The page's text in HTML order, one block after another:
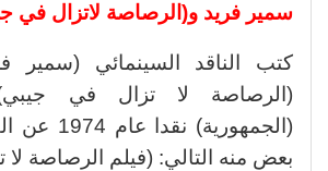
سمير فريد و(الرصاصة لاتزال في
كتب الناقد السينمائي (سمير
(الرصاصة لا تزال في
بعض منه التالي: (فيلم الرصاصة